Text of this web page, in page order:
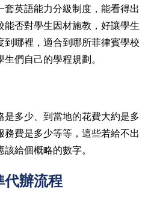
套英語能力分級制度，能看得出
能否對學生因材施教，好讓學生
到哪裡，適合到哪所菲律賓學校
們自己的學程規劃。
是多少、到當地的花費大約是多
務費是多少等等，這些若給不出
給個概略的數字。
代辦流程